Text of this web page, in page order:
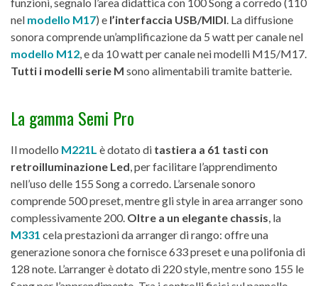
nel modello M17) e l’interfaccia USB/MIDI. La diffusione
sonora comprende un’amplificazione da 5 watt per canale nel
modello M12, e da 10 watt per canale nei modelli M15/M17.
Tutti i modelli serie M sono alimentabili tramite batterie.
La gamma Semi Pro
Il modello M221L è dotato di tastiera a 61 tasti con
retroilluminazione Led, per facilitare l’apprendimento
nell’uso delle 155 Song a corredo. L’arsenale sonoro
comprende 500 preset, mentre gli style in area arranger sono
complessivamente 200. Oltre a un elegante chassis, la
M331 cela prestazioni da arranger di rango: offre una
generazione sonora che fornisce 633 preset e una polifonia di
128 note. L’arranger è dotato di 220 style, mentre sono 155 le